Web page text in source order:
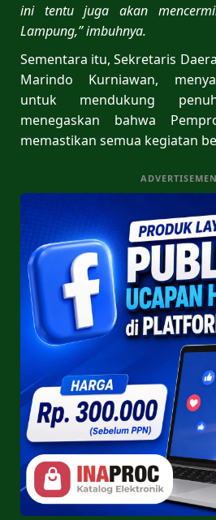
ini tentu juga akan
Lampung,” imbuhnya.
Sementara itu, Sekretaris
Marindo Kurniawan,
untuk mendukung
menegaskan bahwa
memastikan semua kegiatan